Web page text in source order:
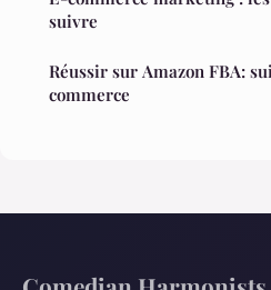
suivre
Réussir sur Amazon FBA:
commerce